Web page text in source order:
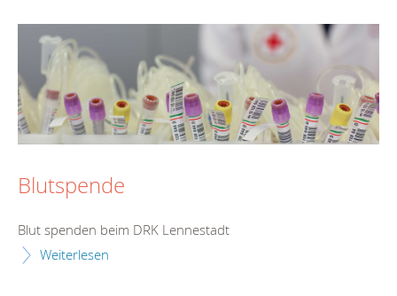
Blutspende
Blut spenden beim DRK Lennestadt
Weiterlesen